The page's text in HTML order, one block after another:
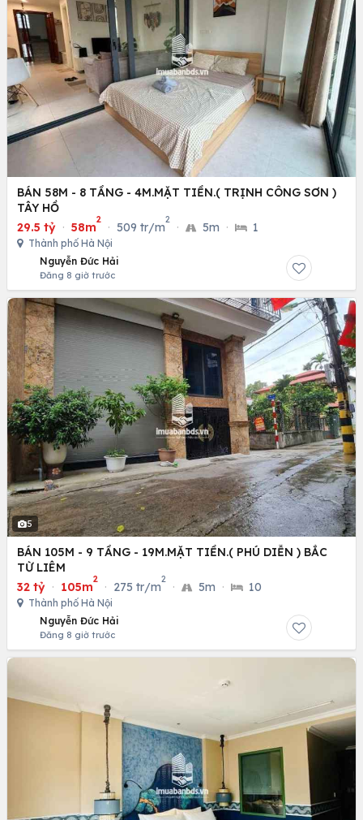
BÁN 58M - 8 TẦNG - 4M.MẶT TIỀN.( TRỊNH CÔNG SƠN )
TÂY HỒ
29.5 tỷ · 58m
2
· 509 tr/m
2
· 5m · 1
Thành phố Hà Nội
Nguyễn Đức Hải
Đăng 8 giờ trước
5
BÁN 105M - 9 TẦNG - 19M.MẶT TIỀN.( PHÚ DIỄN ) BẮC
TỪ LIÊM
32 tỷ · 105m
2
· 275 tr/m
2
· 5m · 10
Thành phố Hà Nội
Nguyễn Đức Hải
Đăng 8 giờ trước